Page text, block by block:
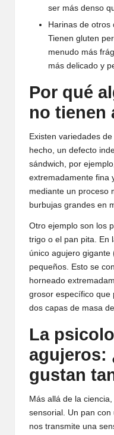
ser más denso
Harinas de otros
Tienen gluten
menudo más
más delicado y
Por qué
no tienen
Existen variedades
hecho, un defecto
sándwich, por
extremadamente fina
mediante un proceso
burbujas grandes en
Otro ejemplo son los
trigo o el pan pita. En
único agujero gigante
pequeños. Esto se
horneado
grosor específico que
dos capas de masa
La
agujeros:
gustan
Más allá de la
sensorial. Un pan
nos transmite una